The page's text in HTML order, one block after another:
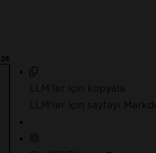
LLM'ler için kopyala
LLM'ler için sayfayı